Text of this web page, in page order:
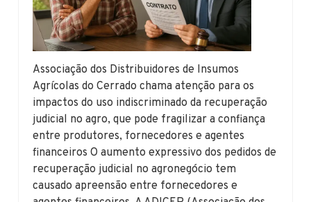
Associação dos Distribuidores de Insumos
Agrícolas do Cerrado chama atenção para os
impactos do uso indiscriminado da recuperação
judicial no agro, que pode fragilizar a confiança
entre produtores, fornecedores e agentes
financeiros O aumento expressivo dos pedidos de
recuperação judicial no agronegócio tem
causado apreensão entre fornecedores e